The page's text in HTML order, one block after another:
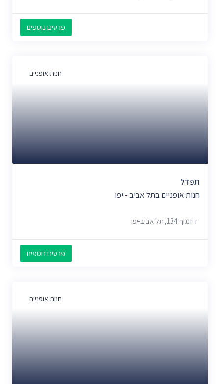
פרטים נוספים
חנות אופניים
תפדל
חנות אופניים בתל אביב - יפו
דיזנגוף 134, תל אביב-יפו
פרטים נוספים
חנות אופניים